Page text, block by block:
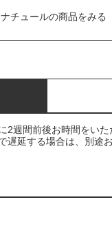
ナチュールの商品をみる
2週間前後お時間をい
遅延する場合は、別